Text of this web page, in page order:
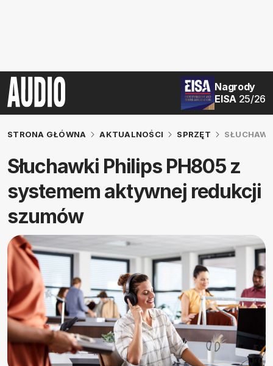
Nagrody
EISA 25/26
STRONA GŁÓWNA AKTUALNOŚCI SPRZĘT
Słuchawki Philips PH805 z
systemem aktywnej redukcji
szumów